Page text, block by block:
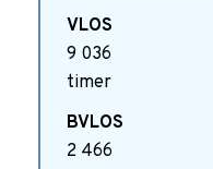
9 036
timer
2 466